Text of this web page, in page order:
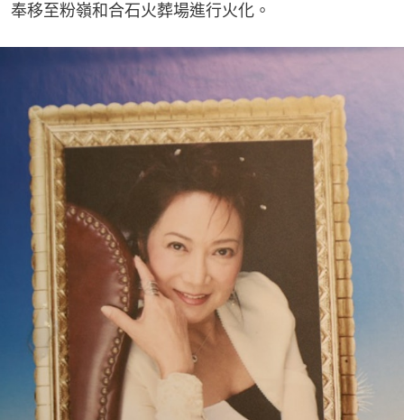
奉移至粉嶺和合石火葬場進行火化。